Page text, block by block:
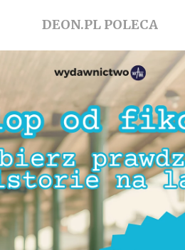
DEON.PL POLECA